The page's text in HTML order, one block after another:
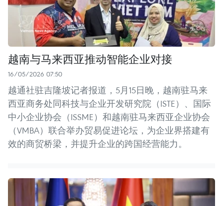
越南与马来西亚推动智能企业对接
16/05/2026 07:50
越通社驻吉隆坡记者报道，5月15日晚，越南驻马来
西亚商务处同科技与企业开发研究院（ISTE）、国际
中小企业协会（ISSME）和越南驻马来西亚企业协会
（VMBA）联合举办贸易促进论坛，为企业界搭建有
效的商贸桥梁，并提升企业的跨国经营能力。